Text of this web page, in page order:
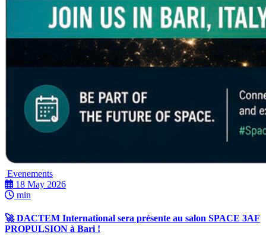
Evenements
18 May 2026
min
🚀 DACTEM International sera présente au salon SPACE 3AF
PROPULSION à Bari !